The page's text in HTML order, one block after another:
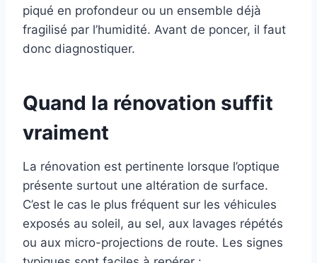
piqué en profondeur ou un ensemble déjà
fragilisé par l’humidité. Avant de poncer, il faut
donc diagnostiquer.
Quand la rénovation suffit
vraiment
La rénovation est pertinente lorsque l’optique
présente surtout une altération de surface.
C’est le cas le plus fréquent sur les véhicules
exposés au soleil, au sel, aux lavages répétés
ou aux micro-projections de route. Les signes